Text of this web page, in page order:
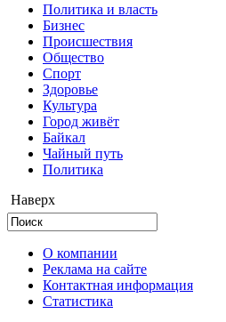
Политика и власть
Бизнес
Происшествия
Общество
Cпорт
Здоровье
Культура
Город живёт
Байкал
Чайный путь
Политика
Наверх
О компании
Реклама на сайте
Контактная информация
Статистика